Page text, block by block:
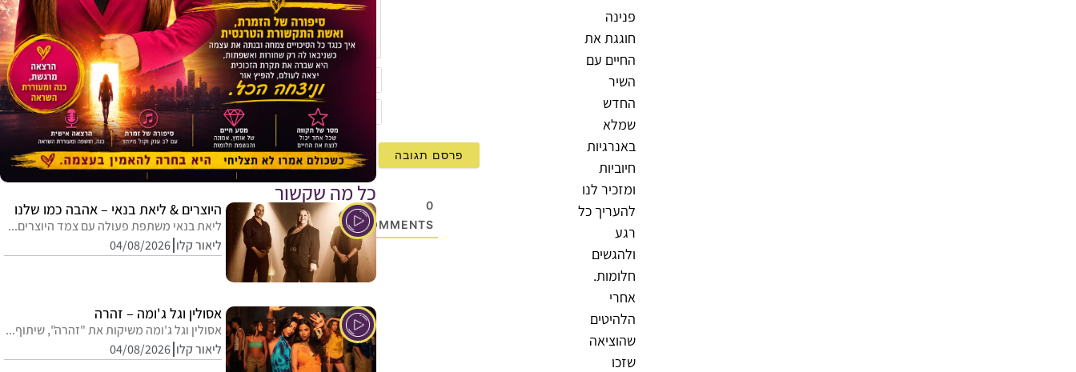
פנינה
חוגגת את
החיים עם
השיר
החדש
שמלא
באנרגיות
חיוביות
ומזכיר לנו
להעריך כל
רגע
ולהגשים
חלומות.
אחרי
הלהיטים
שהוציאה
שזכו
[+]
שם
0
COMMENTS
כל מה שקשור
היוצרים & ליאת בנאי – אהבה כמו שלנו
ליאת בנאי משתפת פעולה עם צמד היוצרים...
ליאור קלו 04/08/2026
אסולין וגל ג'ומה – זהרה
אסולין וגל ג'ומה משיקות את "זהרה", שיתוף...
ליאור קלו 04/08/2026